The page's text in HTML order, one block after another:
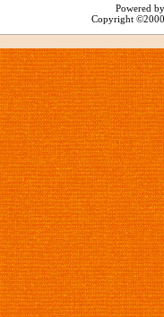
Powered
Copyright